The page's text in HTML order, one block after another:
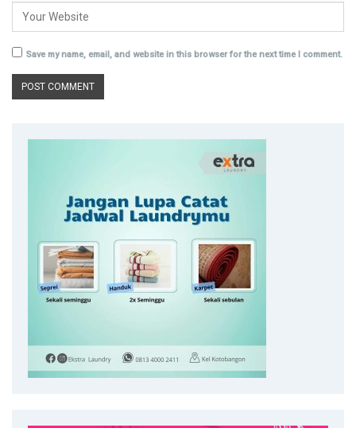
Save my name, email, and website in this browser for the next time I comment.